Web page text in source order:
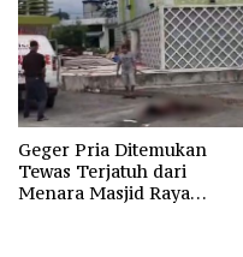
Geger Pria Ditemukan
Tewas Terjatuh dari
Menara Masjid Raya